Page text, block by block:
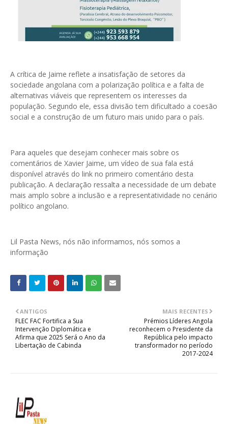
A crítica de Jaime reflete a insatisfação de setores da
sociedade angolana com a polarização política e a falta de
alternativas viáveis que representem os interesses da
população. Segundo ele, essa divisão tem dificultado a coesão
social e a construção de um futuro mais unido para o país.
Para aqueles que desejam conhecer mais sobre os
comentários de Xavier Jaime, um vídeo de sua fala está
disponível através do link no primeiro comentário desta
publicação. A declaração ressalta a necessidade de um debate
mais amplo sobre a inclusão e a representatividade no cenário
político angolano.
Lil Pasta News, nós não informamos, nós somos a
informação
MAIS RECENTES
Prémios Líderes Angola
reconhecem o Presidente da
República pelo impacto
transformador no período
2017-2024
ANTIGOS
FLEC FAC Fortifica a Sua
Intervenção Diplomática e
Afirma que 2025 Será o Ano da
Libertação de Cabinda